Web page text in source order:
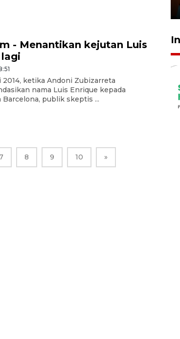
- Menantikan kejutan Luis
lagi
2014, ketika Andoni Zubizarreta
nama Luis Enrique kepada
Barcelona, publik skeptis ...
8 9 10 »